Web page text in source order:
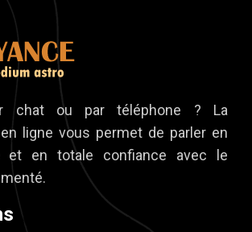
chat ou par téléphone ? La
ligne vous permet de parler en
et en totale confiance avec le